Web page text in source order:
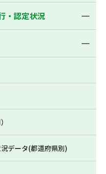
・認定状況
データ(都道府県別)